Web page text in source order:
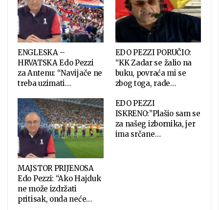
ENGLESKA –
HRVATSKA Edo Pezzi
za Antenu: “Navijače ne
treba uzimati…
EDO PEZZI PORUČIO:
“KK Zadar se žalio na
buku, povraća mi se
zbog toga, rade…
MAJSTOR PRIJENOSA
Edo Pezzi: “Ako Hajduk
ne može izdržati
pritisak, onda neće…
EDO PEZZI
ISKRENO:”Plašio sam se
za našeg izbornika, jer
ima srčane…